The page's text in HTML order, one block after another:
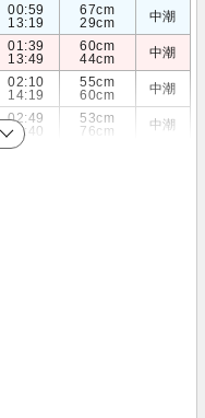
00:59
13:19
67cm
29cm
中潮
01:39
13:49
60cm
44cm
中潮
02:10
14:19
55cm
60cm
中潮
02:49
14:40
53cm
76cm
中潮